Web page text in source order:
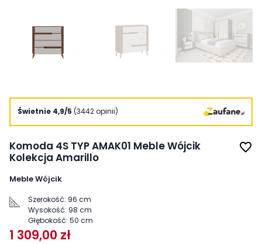
Świetnie 4,9/5 (3442 opinii)
Komoda 4S TYP AMAK01 Meble Wójcik
Kolekcja Amarillo
favorite_border
Meble Wójcik
Szerokość: 96 cm
Wysokość: 98 cm
Głębokość: 50 cm
1 309,00 zł